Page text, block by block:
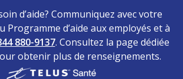
d’aide? Communiquez avec votre
Programme d’aide aux employés et à
880-9137. Consultez la page dédiée
obtenir plus de renseignements.